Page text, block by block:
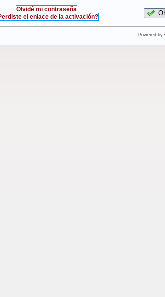
Olvidé mi contraseña
el enlace de la activación?
Powered by